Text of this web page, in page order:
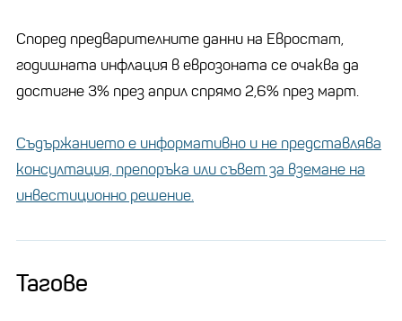
Според предварителните данни на Евростат,
годишната инфлация в еврозоната се очаква да
достигне 3% през април спрямо 2,6% през март.
Съдържанието е информативно и не представлява
консултация, препоръка или съвет за вземане на
инвестиционно решение.
Тагове